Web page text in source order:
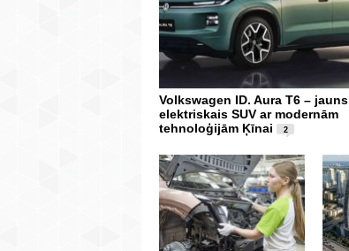
Volkswagen ID. Aura T6 – jauns
elektriskais SUV ar modernām
tehnoloģijām Ķīnai
2